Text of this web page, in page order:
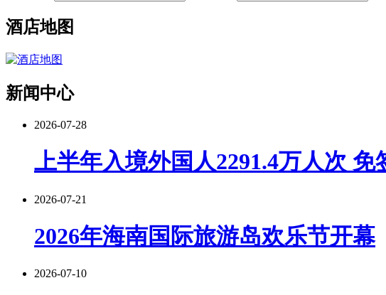
酒店地图
新闻中心
2026-07-28
上半年入境外国人2291.4万人次 免
2026-07-21
2026年海南国际旅游岛欢乐节开幕
2026-07-10